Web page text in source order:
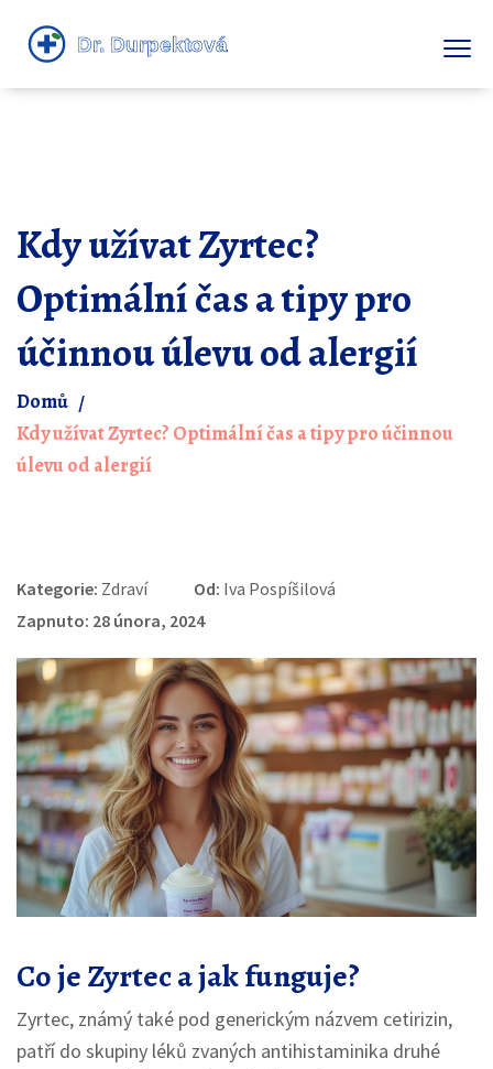
Kdy užívat Zyrtec?
Optimální čas a tipy pro
účinnou úlevu od alergií
Domů
Kdy užívat Zyrtec? Optimální čas a tipy pro účinnou
úlevu od alergií
Kategorie: Zdraví Od: Iva Pospíšilová
Zapnuto: 28 února, 2024
Co je Zyrtec a jak funguje?
Zyrtec, známý také pod generickým názvem cetirizin,
patří do skupiny léků zvaných antihistaminika druhé